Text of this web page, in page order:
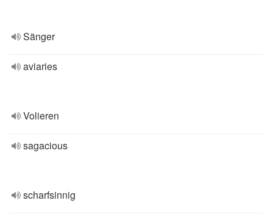
Sänger
aviaries
Volieren
sagacious
scharfsinnig